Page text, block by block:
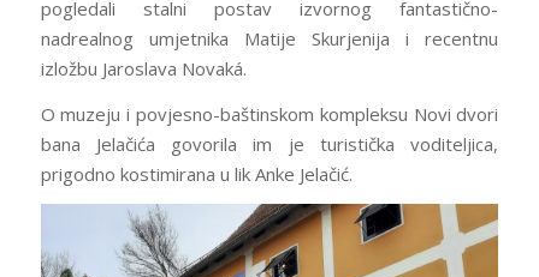
pogledali stalni postav izvornog fantastično-
nadrealnog umjetnika Matije Skurjenija i recentnu
izložbu Jaroslava Novaká.
O muzeju i povjesno-baštinskom kompleksu Novi dvori
bana Jelačića govorila im je turistička voditeljica,
prigodno kostimirana u lik Anke Jelačić.